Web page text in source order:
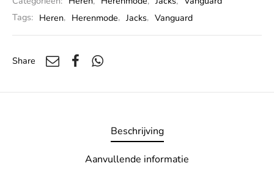
Tags: Heren, Herenmode, Jacks, Vanguard
Share
Beschrijving
Aanvullende informatie